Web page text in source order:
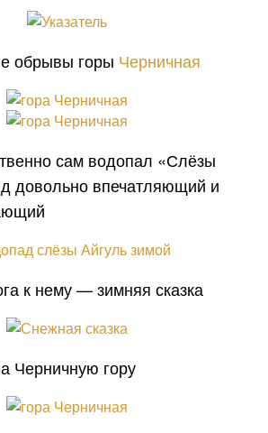
обрывы горы Черничная
сам водопал «Слёзы
довольно впечатляющий и
к нему — зимняя сказка
Черничную гору